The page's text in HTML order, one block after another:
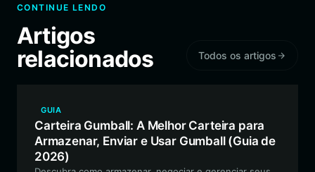
CONTINUE LENDO
Artigos
relacionados
Todos os artigos
GUIA
Carteira Gumball: A Melhor Carteira para
Armazenar, Enviar e Usar Gumball (Guia de
2026)